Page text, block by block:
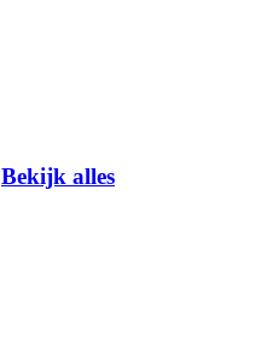
Bekijk alles